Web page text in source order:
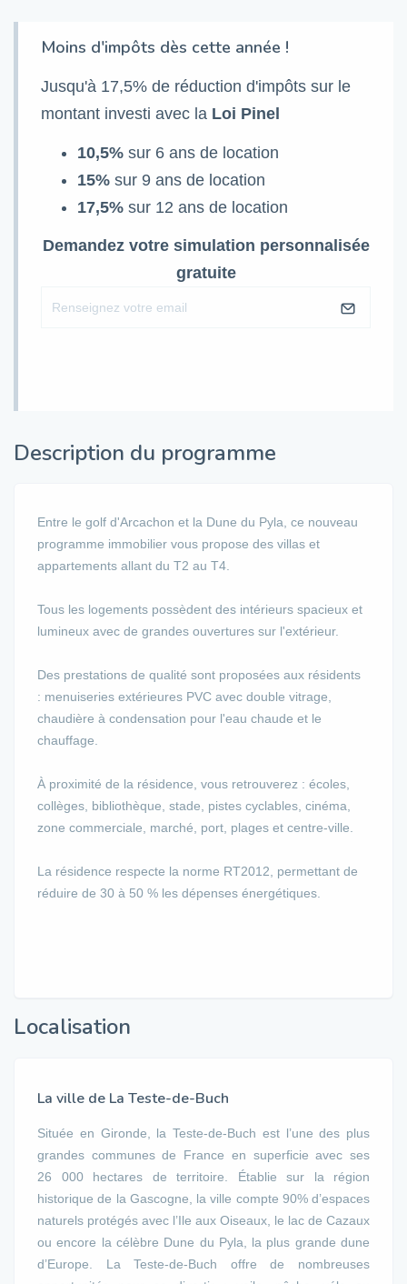
Moins d'impôts dès cette année !
Jusqu'à 17,5% de réduction d'impôts sur le
montant investi avec la Loi Pinel
10,5% sur 6 ans de location
15% sur 9 ans de location
17,5% sur 12 ans de location
Demandez votre simulation personnalisée
gratuite
Description du programme
Entre le golf d'Arcachon et la Dune du Pyla, ce nouveau
programme immobilier vous propose des villas et
appartements allant du T2 au T4.
Tous les logements possèdent des intérieurs spacieux et
lumineux avec de grandes ouvertures sur l'extérieur.
Des prestations de qualité sont proposées aux résidents
: menuiseries extérieures PVC avec double vitrage,
chaudière à condensation pour l'eau chaude et le
chauffage.
À proximité de la résidence, vous retrouverez : écoles,
collèges, bibliothèque, stade, pistes cyclables, cinéma,
zone commerciale, marché, port, plages et centre-ville.
La résidence respecte la norme RT2012, permettant de
réduire de 30 à 50 % les dépenses énergétiques.
Localisation
La ville de La Teste-de-Buch
Située en Gironde, la Teste-de-Buch est l’une des plus
grandes communes de France en superficie avec ses
26 000 hectares de territoire. Établie sur la région
historique de la Gascogne, la ville compte 90% d’espaces
naturels protégés avec l’Ile aux Oiseaux, le lac de Cazaux
ou encore la célèbre Dune du Pyla, la plus grande dune
d’Europe. La Teste-de-Buch offre de nombreuses